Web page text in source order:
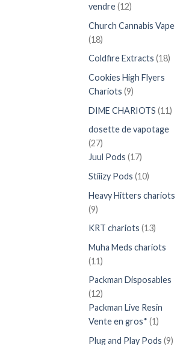
vendre 1212
Church Cannabis Vape
1818
produits
Coldfire Extracts 1818
Cookies High Flyers
Chariots 99
produits
DIME CHARIOTS 1111
dosette de vapotage
2727
produits
Juul Pods 1717
produits
Stiiizy Pods 1010
Heavy Hitters chariots
99
produits
KRT chariots 1313
Muha Meds chariots
1111
produits
Packman Disposables
1212
produits
Packman Live Resin
Vente en gros* 11
produit
Plug and Play Pods 99